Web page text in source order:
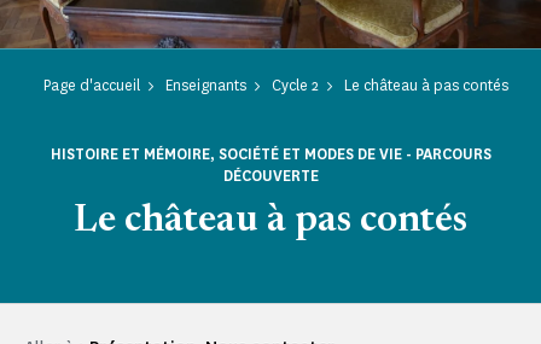
Page d'accueil Enseignants Cycle 2 Le château à pas contés
Le château à pas contés
HISTOIRE ET MÉMOIRE, SOCIÉTÉ ET MODES DE VIE - PARCOURS
DÉCOUVERTE